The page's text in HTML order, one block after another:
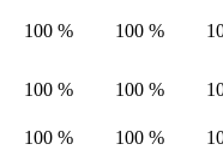
100 % 100 %
100 % 100 %
100 % 100 %